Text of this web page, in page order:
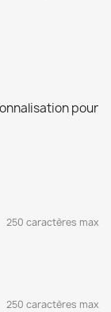
pour
250 caractères max
250 caractères max